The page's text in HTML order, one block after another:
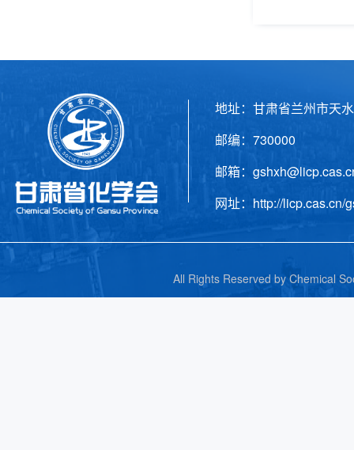
地址：甘肃省兰州市天
邮编：730000 电
邮箱：
网址：http://licp.cas.cn/
All Rights Reserved by Chemical